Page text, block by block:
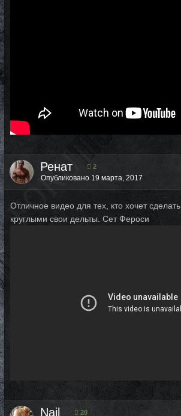
Ренат 2
Опубликовано 19 марта, 2017
Отличное видео для тех, кто хочет сделать
круглыми свои дельты. Сет Фероси
Nail 20